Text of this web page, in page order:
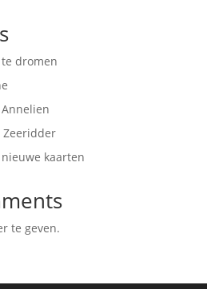
dromen
Zeeridder
kaarten
te geven.